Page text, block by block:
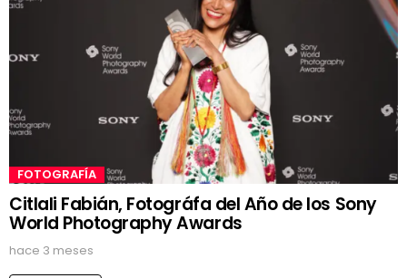
FOTOGRAFÍA
Citlali Fabián, Fotográfa del Año de los Sony
World Photography Awards
hace 3 meses